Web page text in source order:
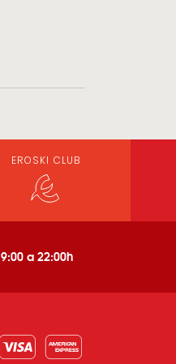
EROSKI CLUB
9:00 a 22:00h